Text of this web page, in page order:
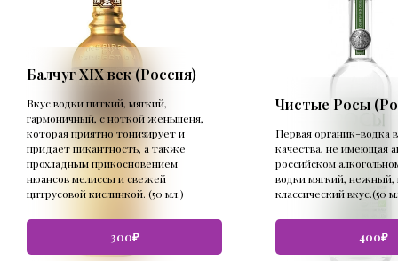
Балчуг XIX век (Россия)
Вкус водки питкий, мягкий,
гармоничный, с ноткой женьшеня,
которая приятно тонизирует и
придает пикантность, а также
прохладным прикосновением
нюансов мелиссы и свежей
цитрусовой кислинкой. (50 мл.)
300₽
Чистые Росы
Первая органик-водка
качества, не имеющая
российском
водки мягкий, нежный,
классический вкус.(50
400₽